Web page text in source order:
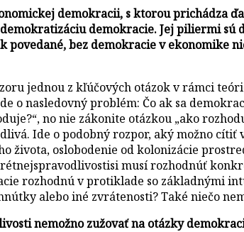
demokracii, s ktorou prichádza
demokracie. Jej piliermi
povedané, bez demokracie v ekonomike
jednou z kľúčových otázok v rámci
o nasledovný problém: Čo ak sa
no nie zákonite otázkou „ako
Ide o podobný rozpor, aký možno
života, oslobodenie od kolonizácie
musí rozhodnúť
rozhodnú v protiklade so základnými
alebo iné zvrátenosti? Také niečo
nemožno zužovať na otázky